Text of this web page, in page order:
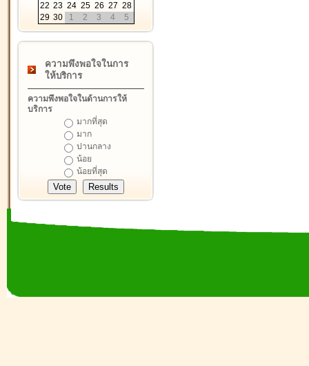
22 23 24 25 26 27 28
29 30 1 2 3 4 5
ความพึงพอใจในการ
ให้บริการ
ความพึงพอใจในด้านการให้
บริการ
มากที่สุด
มาก
ปานกลาง
น้อย
น้อยที่สุด